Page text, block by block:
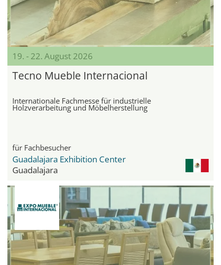
19. - 22. August 2026
Tecno Mueble Internacional
Internationale Fachmesse für industrielle
Holzverarbeitung und Möbelherstellung
für Fachbesucher
Guadalajara Exhibition Center
Guadalajara